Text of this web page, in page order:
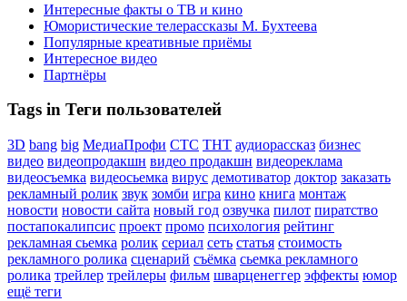
Интересные факты о ТВ и кино
Юмористические телерассказы М. Бухтеева
Популярные креативные приёмы
Интересное видео
Партнёры
Tags in Теги пользователей
3D bang big МедиаПрофи СТС ТНТ аудиорассказ бизнес
видео видеопродакшн видео продакшн видеореклама
видеосъемка видеосьемка вирус демотиватор доктор заказать
рекламный ролик звук зомби игра кино книга монтаж
новости новости сайта новый год озвучка пилот пиратство
постапокалипсис проект промо психология рейтинг
рекламная сьемка ролик сериал сеть статья стоимость
рекламного ролика сценарий съёмка сьемка рекламного
ролика трейлер трейлеры фильм шварценеггер эффекты юмор
ещё теги